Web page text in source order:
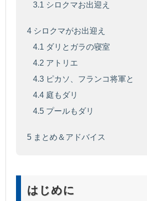
3.1 シロクマお出迎え
4 シロクマがお出迎え
4.1 ダリとガラの寝室
4.2 アトリエ
4.3 ピカソ、フランコ将軍と
4.4 庭もダリ
4.5 プールもダリ
5 まとめ＆アドバイス
はじめに